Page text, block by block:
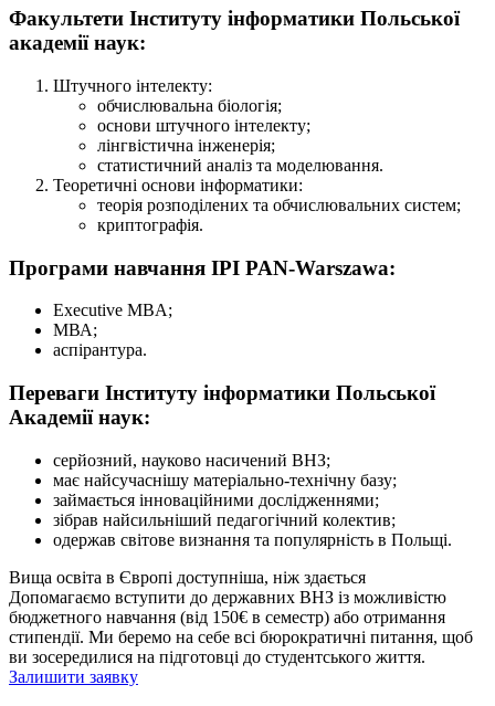
Факультети Інституту інформатики Польської
академії наук:
Штучного інтелекту:
обчислювальна біологія;
основи штучного інтелекту;
лінгвістична інженерія;
статистичний аналіз та моделювання.
Теоретичні основи інформатики:
теорія розподілених та обчислювальних систем;
криптографія.
Програми навчання IPI PAN-Warszawa:
Executive MBA;
МВА;
аспірантура.
Переваги Інституту інформатики Польської
Академії наук:
серйозний, науково насичений ВНЗ;
має найсучаснішу матеріально-технічну базу;
займається інноваційними дослідженнями;
зібрав найсильніший педагогічний колектив;
одержав світове визнання та популярність в Польщі.
Вища освіта в Європі доступніша, ніж здається
Допомагаємо вступити до державних ВНЗ із можливістю
бюджетного навчання (від 150€ в семестр) або отримання
стипендії. Ми беремо на себе всі бюрократичні питання, щоб
ви зосередилися на підготовці до студентського життя.
Залишити заявку